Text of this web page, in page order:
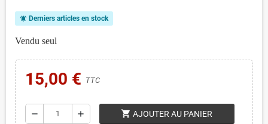
notifications_active Derniers articles en stock
Vendu seul
15,00 € TTC
remove add shopping_cart AJOUTER AU PANIER